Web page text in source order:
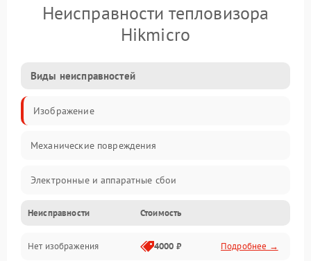
Неисправности тепловизора
Hikmicro
Виды неисправностей
Изображение
Механические повреждения
Электронные и аппаратные сбои
Неисправности сенсора и оптики
Программные ошибки
Неисправности Стоимость
Нет изображения 4000 ₽ Подробнее →